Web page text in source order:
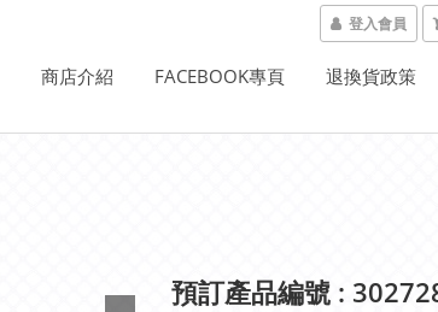
登入會員
商店介紹 FACEBOOK專頁 退換貨政策
預訂產品編號 :